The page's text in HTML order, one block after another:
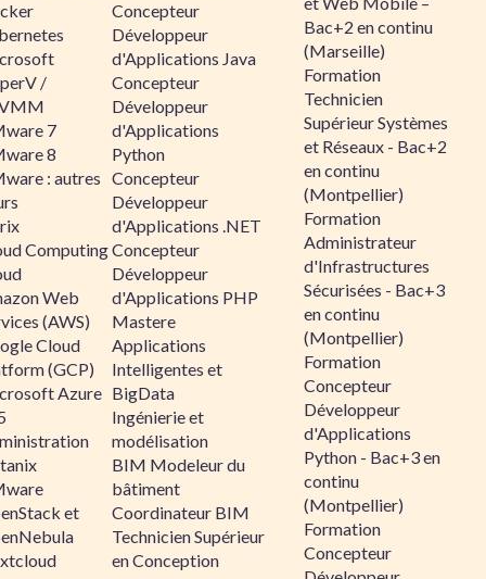
/
7
8
: autres
Computing
Web
(AWS)
Cloud
(GCP)
Azure
et
Concepteur
Développeur
d'Applications Java
Concepteur
Développeur
d'Applications
Python
Concepteur
Développeur
d'Applications .NET
Concepteur
Développeur
d'Applications PHP
Mastere
Applications
Intelligentes et
BigData
Ingénierie et
modélisation
BIM Modeleur du
bâtiment
Coordinateur BIM
Technicien Supérieur
en Conception
Bac+2 en continu
(Marseille)
Formation
Technicien
Supérieur Systèmes
et Réseaux - Bac+2
en continu
(Montpellier)
Formation
Administrateur
d'Infrastructures
Sécurisées - Bac+3
en continu
(Montpellier)
Formation
Concepteur
Développeur
d'Applications
Python - Bac+3 en
continu
(Montpellier)
Formation
Concepteur